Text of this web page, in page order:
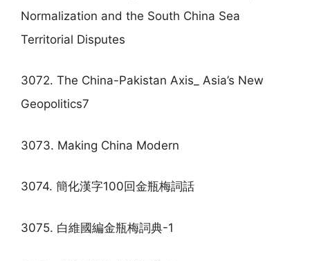
Normalization and the South China Sea
Territorial Disputes
3072. The China-Pakistan Axis_ Asia’s New
Geopolitics7
3073. Making China Modern
3074. 簡化漢字100回金瓶梅詞話
3075. 白維國編金瓶梅詞典-1